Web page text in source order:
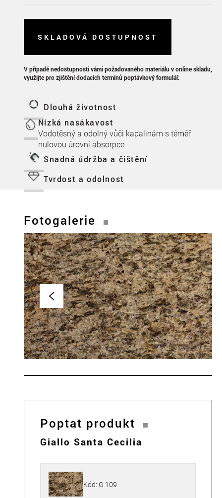
SKLADOVÁ DOSTUPNOST
V případě nedostupnosti vámi požadovaného materiálu v online skladu,
využijte pro zjištění dodacích termínů poptávkový formulář.
Dlouhá životnost
Nízká nasákavost
Vodotěsný a odolný vůči kapalinám s téměř
nulovou úrovní absorpce
Snadná údržba a čištění
Tvrdost a odolnost
Fotogalerie
Poptat produkt
Giallo Santa Cecilia
Kód: G 109